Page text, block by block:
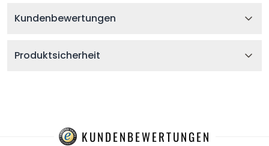
Kundenbewertungen
Produktsicherheit
KUNDENBEWERTUNGEN